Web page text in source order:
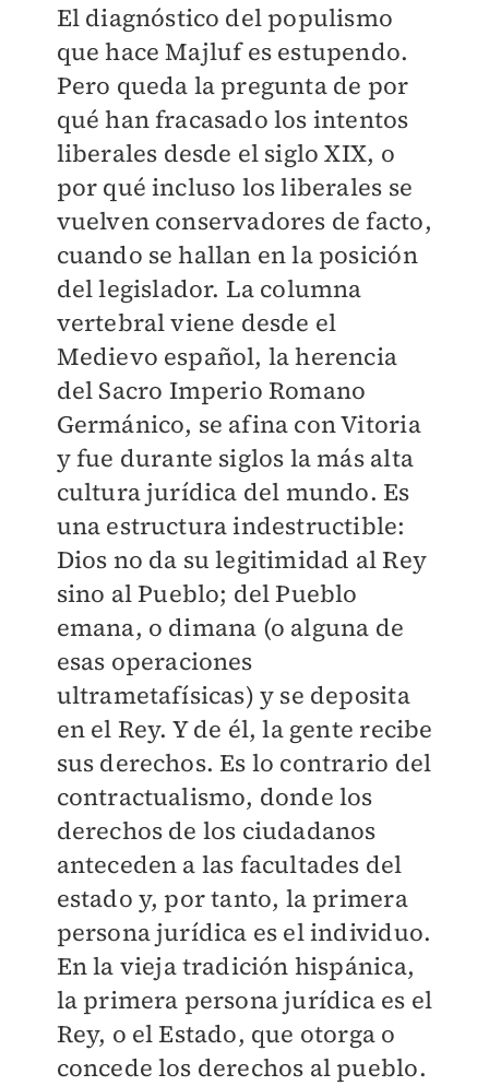
El diagnóstico del populismo
que hace Majluf es estupendo.
Pero queda la pregunta de por
qué han fracasado los intentos
liberales desde el siglo XIX, o
por qué incluso los liberales se
vuelven conservadores de facto,
cuando se hallan en la posición
del legislador. La columna
vertebral viene desde el
Medievo español, la herencia
del Sacro Imperio Romano
Germánico, se afina con Vitoria
y fue durante siglos la más alta
cultura jurídica del mundo. Es
una estructura indestructible:
Dios no da su legitimidad al Rey
sino al Pueblo; del Pueblo
emana, o dimana (o alguna de
esas operaciones
ultrametafísicas) y se deposita
en el Rey. Y de él, la gente recibe
sus derechos. Es lo contrario del
contractualismo, donde los
derechos de los ciudadanos
anteceden a las facultades del
estado y, por tanto, la primera
persona jurídica es el individuo.
En la vieja tradición hispánica,
la primera persona jurídica es el
Rey, o el Estado, que otorga o
concede los derechos al pueblo.